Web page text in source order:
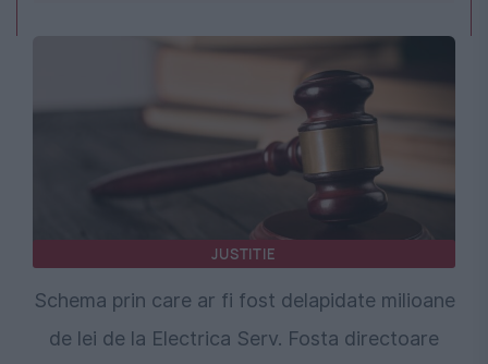
JUSTITIE
Schema prin care ar fi fost delapidate milioane
de lei de la Electrica Serv. Fosta directoare